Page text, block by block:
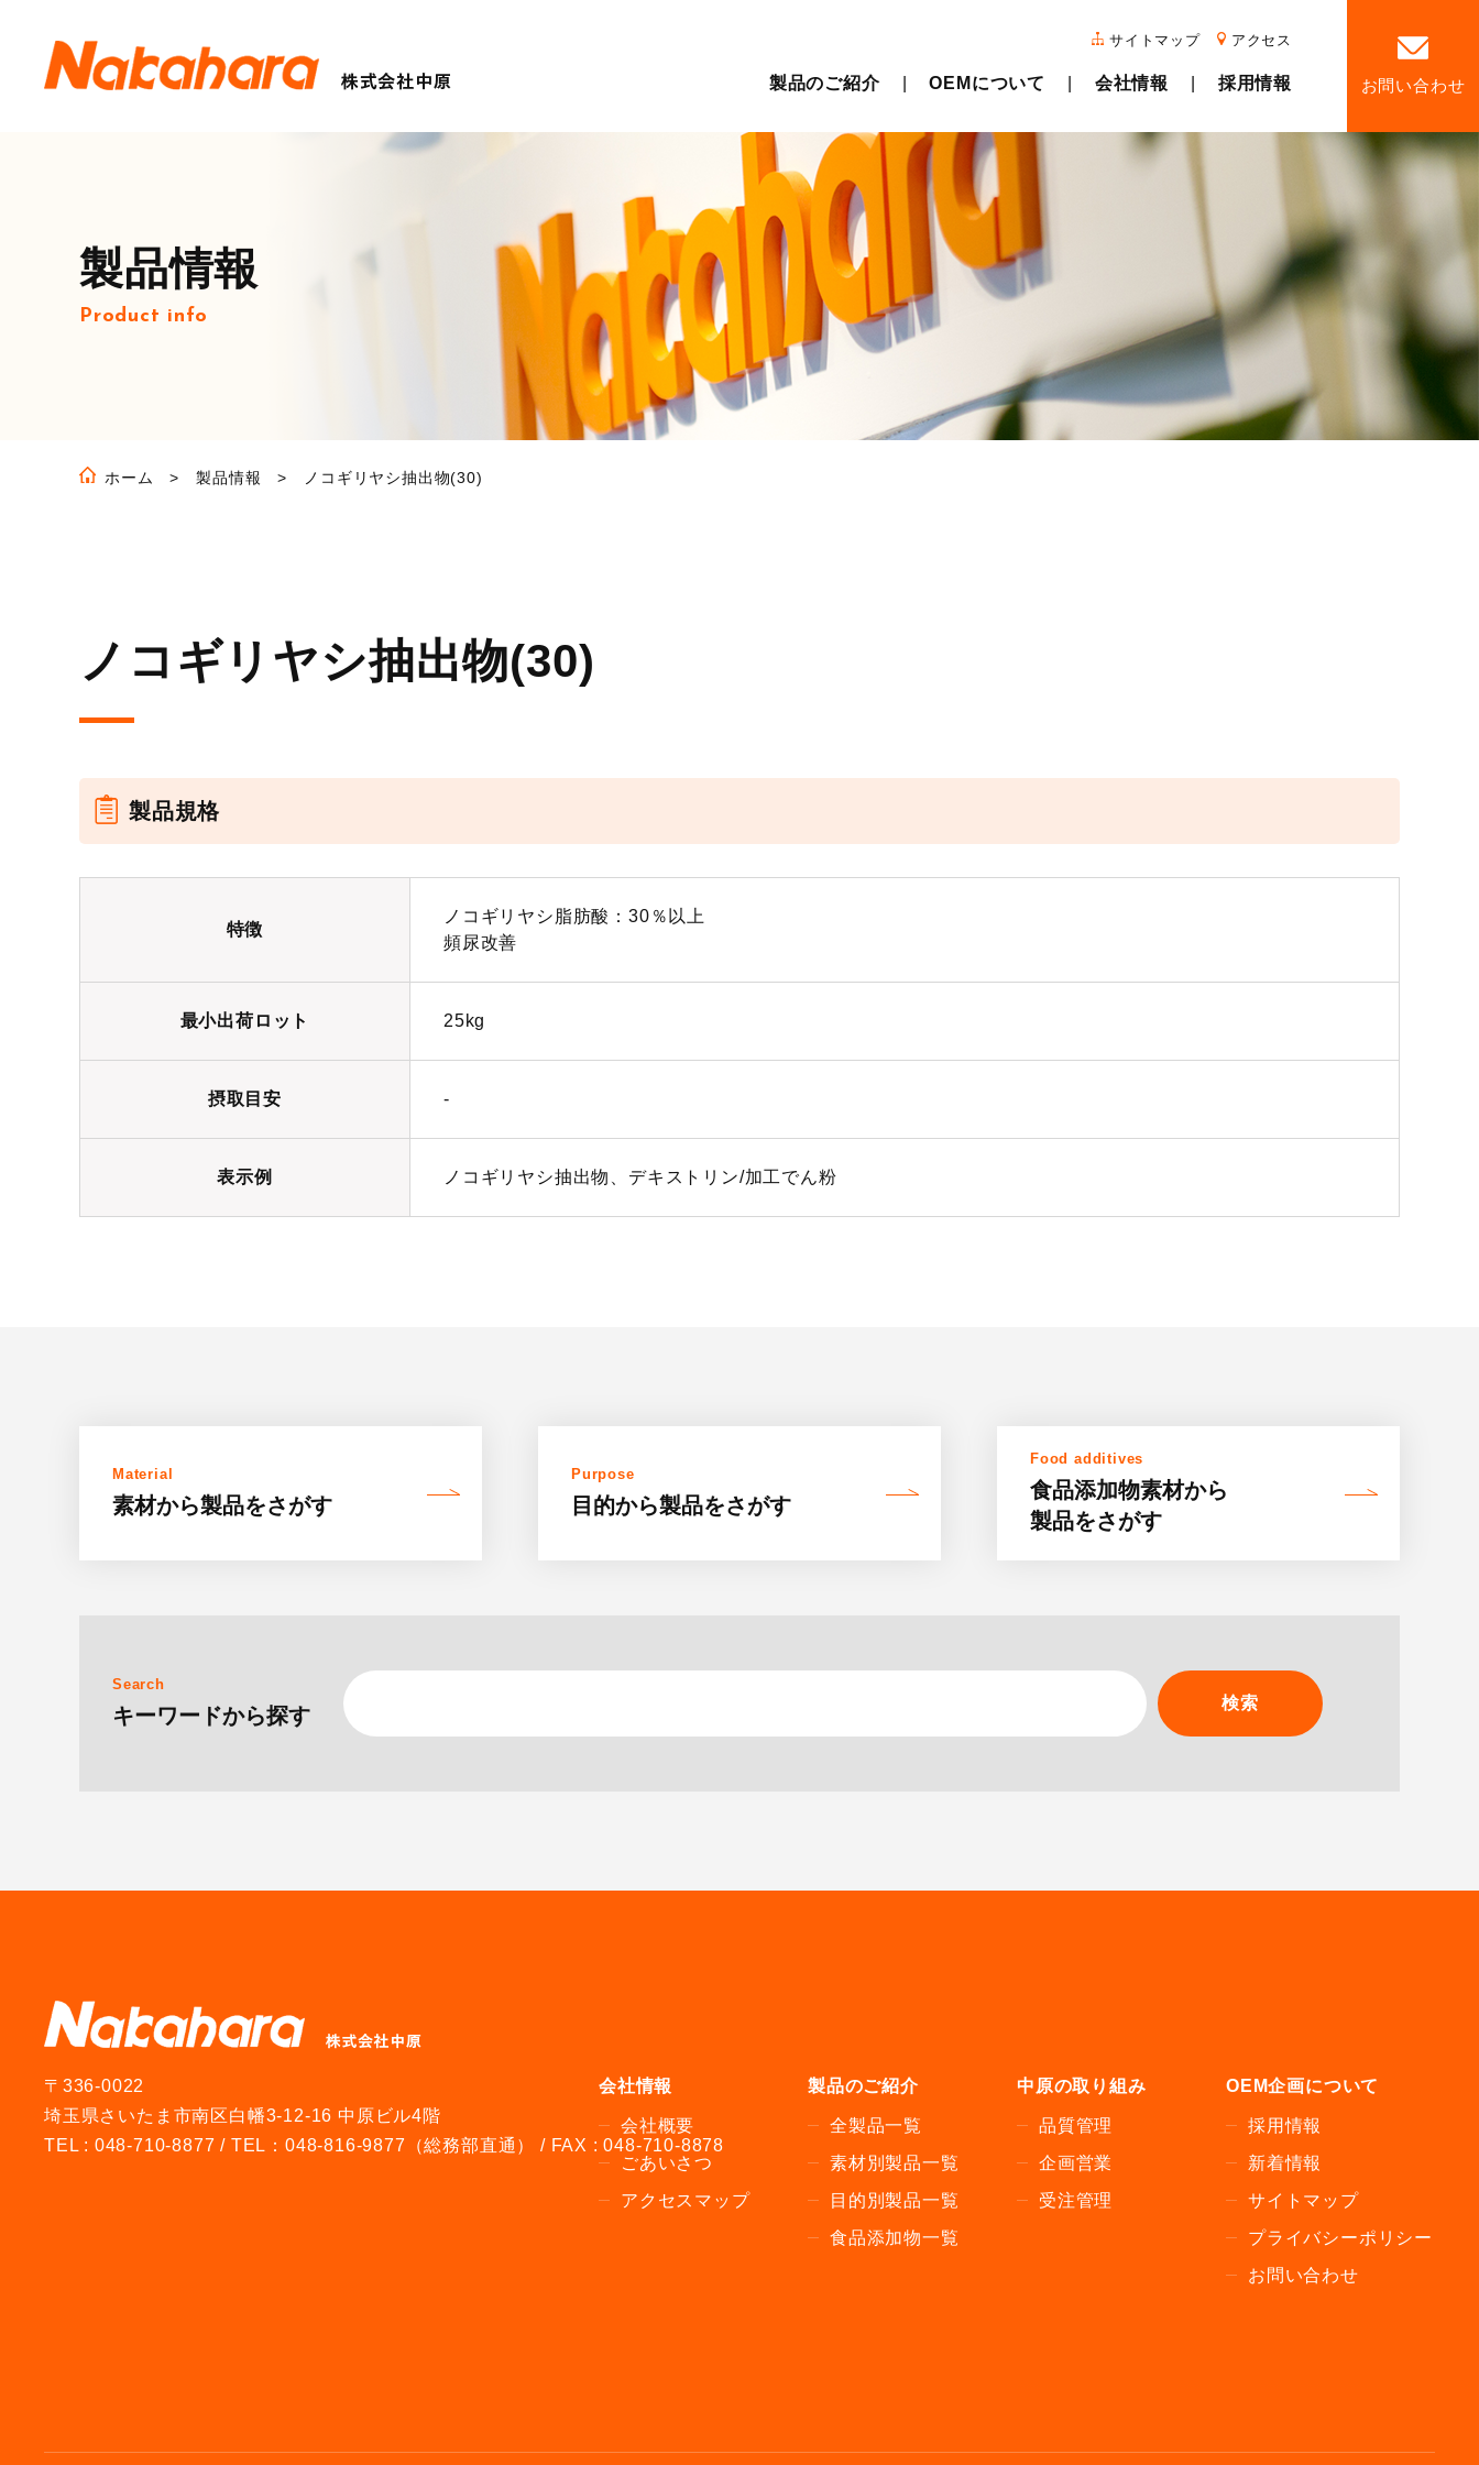
サイトマップ アクセス
製品のご紹介 OEMについて 会社情報 採用情報 お問い合わせ
製品情報
Product info
ホーム 製品情報 ノコギリヤシ抽出物(30)
ノコギリヤシ抽出物(30)
製品規格
特徴
ノコギリヤシ脂肪酸：30％以上
頻尿改善
最小出荷ロット 25kg
摂取目安 -
表示例 ノコギリヤシ抽出物、デキストリン/加工でん粉
Material
素材から製品をさがす
Purpose
目的から製品をさがす
Food additives
食品添加物素材から
製品をさがす
Search
キーワードから探す 検索
〒336-0022
埼玉県さいたま市南区白幡3-12-16 中原ビル4階
TEL : 048-710-8877 / TEL：048-816-9877（総務部直通） / FAX : 048-710-8878
会社情報
会社概要
ごあいさつ
アクセスマップ
製品のご紹介
全製品一覧
素材別製品一覧
目的別製品一覧
食品添加物一覧
中原の取り組み
品質管理
企画営業
受注管理
OEM企画について
採用情報
新着情報
サイトマップ
プライバシーポリシー
お問い合わせ